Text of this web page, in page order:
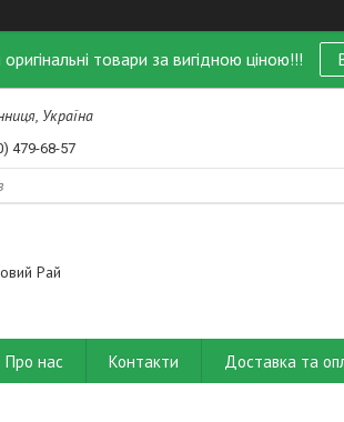
оригінальні товари за вигідною ціною!!!
Україна
479-68-57
Рай
Про нас Контакти Доставка та